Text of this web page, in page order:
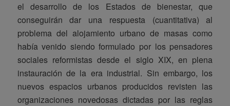
el desarrollo de los Estados de bienestar, que
conseguirán dar una respuesta (cuantitativa) al
problema del alojamiento urbano de masas como
había venido siendo formulado por los pensadores
sociales reformistas desde el siglo XIX, en plena
instauración de la era industrial. Sin embargo, los
nuevos espacios urbanos producidos revisten las
organizaciones novedosas dictadas por las reglas